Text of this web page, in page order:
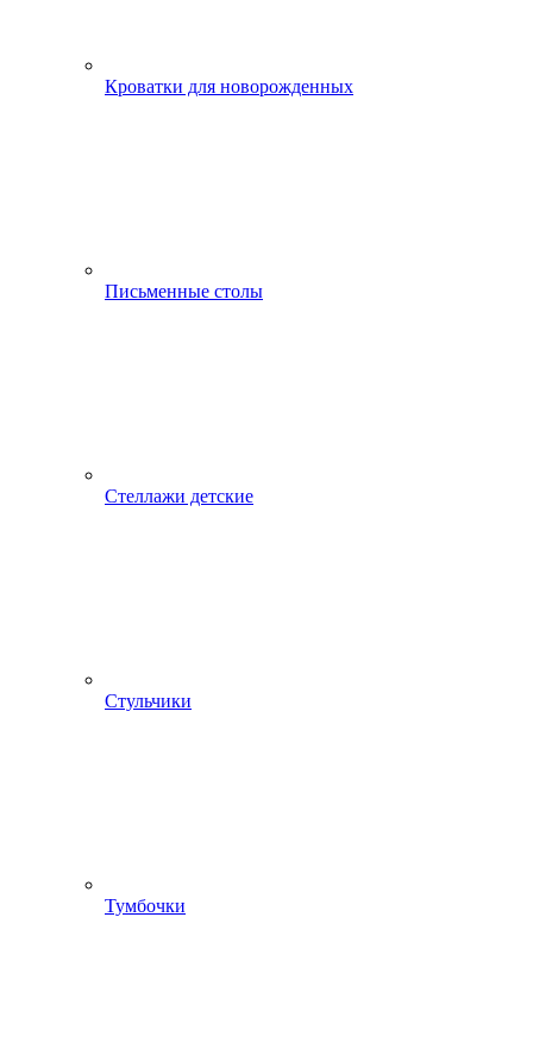
Кроватки для новорожденных
Письменные столы
Стеллажи детские
Стульчики
Тумбочки